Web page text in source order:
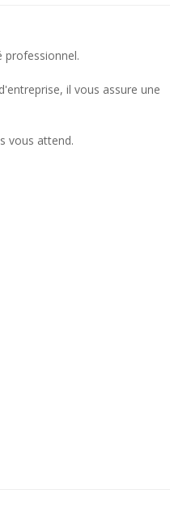
professionnel.
il vous assure une
vous attend.